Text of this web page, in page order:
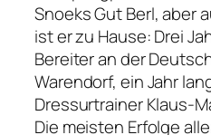
Snoeks Gut Berl, aber
ist er zu Hause: Drei
Bereiter an der
Warendorf, ein Jahr
Dressurtrainer Klaus-
Die meisten Erfolge